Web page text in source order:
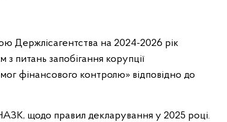
Держлісагентства на 2024-2026 рік
питань запобігання корупції
фінансового контролю» відповідно до
щодо правил декларування у 2025 році.